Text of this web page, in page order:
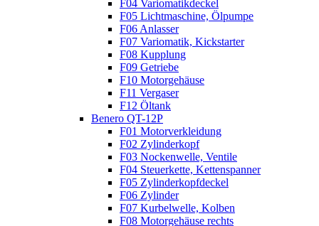
F04 Variomatikdeckel
F05 Lichtmaschine, Ölpumpe
F06 Anlasser
F07 Variomatik, Kickstarter
F08 Kupplung
F09 Getriebe
F10 Motorgehäuse
F11 Vergaser
F12 Öltank
Benero QT-12P
F01 Motorverkleidung
F02 Zylinderkopf
F03 Nockenwelle, Ventile
F04 Steuerkette, Kettenspanner
F05 Zylinderkopfdeckel
F06 Zylinder
F07 Kurbelwelle, Kolben
F08 Motorgehäuse rechts